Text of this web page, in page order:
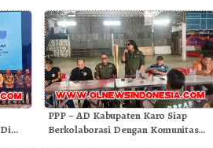
PPP – AD Kabupaten Karo Siap
Berkolaborasi Dengan Komunitas